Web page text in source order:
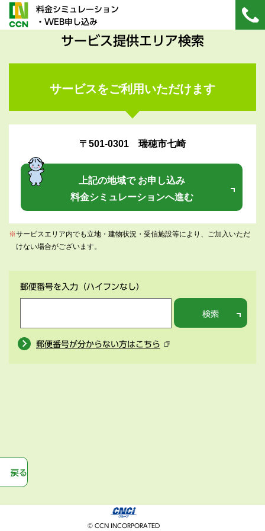
料金シミュレーション
・WEB申し込み
サービス提供エリア検索
サービスをご利用いただけます
〒501-0301 瑞穂市七崎
上記の地域で お申し込み
料金シミュレーションへ進む
※サービスエリア内でも立地・建物状況・受信施設等により、ご加入いただ
けない場合がございます。
郵便番号を入力 （ハイフンなし）
検索
郵便番号が分からない方はこちら
戻る
© CCN INCORPORATED